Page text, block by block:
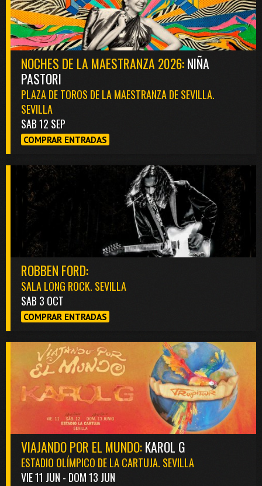
NOCHES DE LA MAESTRANZA 2026:NIÑA
PASTORI
PLAZA DE TOROS DE LA MAESTRANZA DE SEVILLA.
SEVILLA
SAB 12 SEP
COMPRAR ENTRADAS
ROBBEN FORD:
SALA LONG ROCK. SEVILLA
SAB 3 OCT
COMPRAR ENTRADAS
VIAJANDO POR EL MUNDO:KAROL G
ESTADIO OLÍMPICO DE LA CARTUJA. SEVILLA
VIE 11 JUN - DOM 13 JUN